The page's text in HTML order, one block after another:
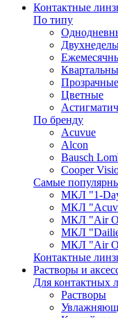
Контактные
По типу
Прозрачные
Цветные
По бренду
Acuvue
Alcon
Bausch
Cooper
Самые
МКЛ "1-Day
МКЛ
МКЛ "Air
МКЛ
МКЛ "Air
Контактные
Растворы и
Для контактных
Растворы